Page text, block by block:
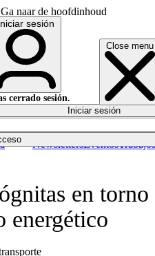
Ga naar de hoofdinhoud
Close menu
NewslettersEventosTrabajos
sesión
cerrado sesión.
Iniciar sesión
en torno
energético